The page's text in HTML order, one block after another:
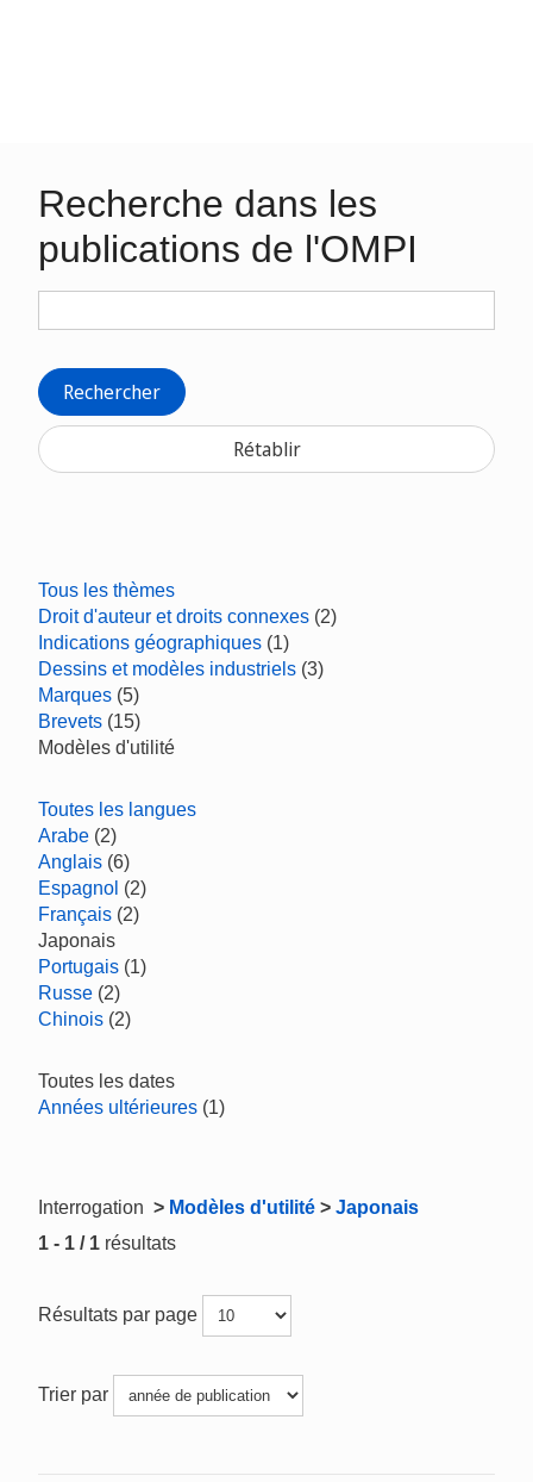
Recherche dans les
publications de l'OMPI
Rechercher
Rétablir
Tous les thèmes
Droit d'auteur et droits connexes (2)
Indications géographiques (1)
Dessins et modèles industriels (3)
Marques (5)
Brevets (15)
Modèles d'utilité
Toutes les langues
Arabe (2)
Anglais (6)
Espagnol (2)
Français (2)
Japonais
Portugais (1)
Russe (2)
Chinois (2)
Toutes les dates
Années ultérieures (1)
Interrogation > Modèles d'utilité > Japonais
1 - 1 / 1 résultats
Résultats par page
Trier par